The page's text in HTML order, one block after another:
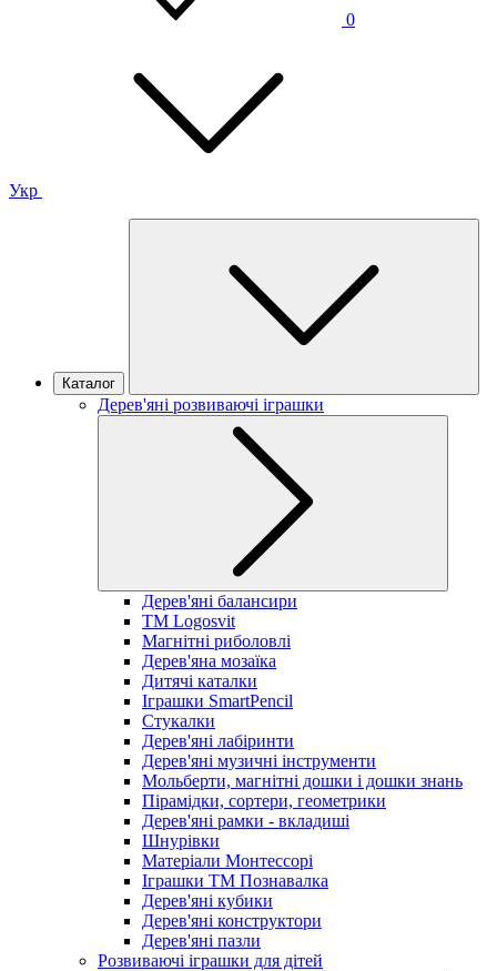
0
Укр
Каталог
Дерев'яні розвиваючі іграшки
Дерев'яні балансири
TM Logosvit
Магнітні риболовлі
Дерев'яна мозаїка
Дитячі каталки
Іграшки SmartPencil
Стукалки
Дерев'яні лабіринти
Дерев'яні музичні інструменти
Мольберти, магнітні дошки і дошки знань
Пірамідки, сортери, геометрики
Дерев'яні рамки - вкладиші
Шнурівки
Матеріали Монтессорі
Іграшки ТМ Познавалка
Дерев'яні кубики
Дерев'яні конструктори
Дерев'яні пазли
Розвиваючі іграшки для дітей